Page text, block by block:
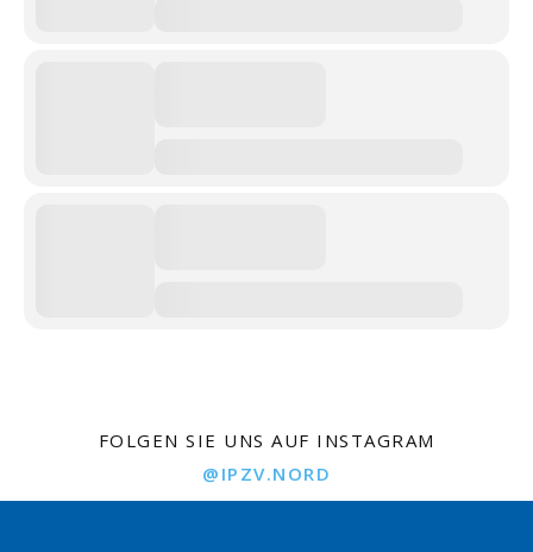
FOLGEN SIE UNS AUF INSTAGRAM
@IPZV.NORD